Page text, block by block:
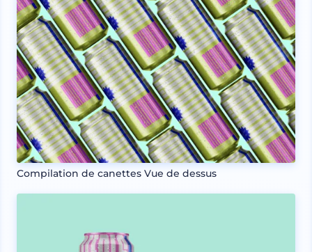
Compilation de canettes Vue de dessus